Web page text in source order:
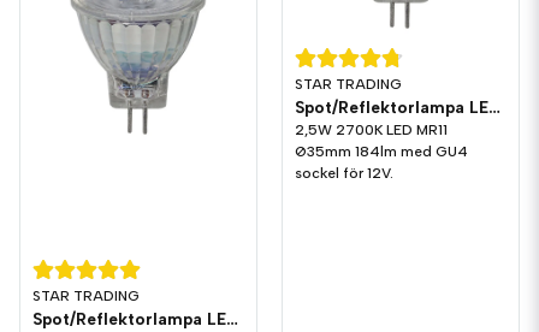
STAR TRADING
Spot/Reflektorlampa LED 345lm GU4 2700K Dim
STAR TRADING
Spot/Reflektorlampa LED 184lm GU4 2700K
2,5W 2700K LED MR11
Ø35mm 184lm med GU4
sockel för 12V.